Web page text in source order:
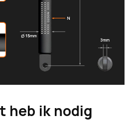
heb ik nodig